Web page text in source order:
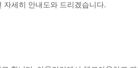
자세히 안내도와 드리겠습니다.